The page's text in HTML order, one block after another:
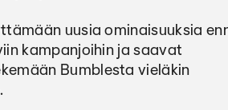
uusia ominaisuuksia
kampanjoihin ja saavat
Bumblesta vieläkin